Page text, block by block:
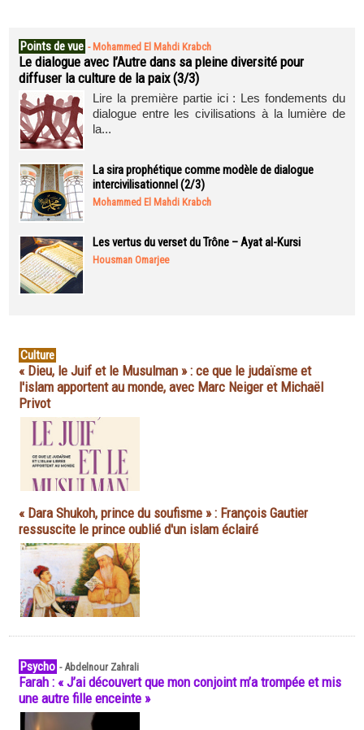
Points de vue - Mohammed El Mahdi Krabch
Le dialogue avec l’Autre dans sa pleine diversité pour
diffuser la culture de la paix (3/3)
Lire la première partie ici : Les fondements du
dialogue entre les civilisations à la lumière de
la...
La sira prophétique comme modèle de dialogue
intercivilisationnel (2/3)
Mohammed El Mahdi Krabch
Les vertus du verset du Trône – Ayat al-Kursi
Housman Omarjee
Culture
« Dieu, le Juif et le Musulman » : ce que le judaïsme et
l'islam apportent au monde, avec Marc Neiger et Michaël
Privot
« Dara Shukoh, prince du soufisme » : François Gautier
ressuscite le prince oublié d'un islam éclairé
Psycho -Abdelnour Zahrali
Farah : « J’ai découvert que mon conjoint m’a trompée et mis
une autre fille enceinte »